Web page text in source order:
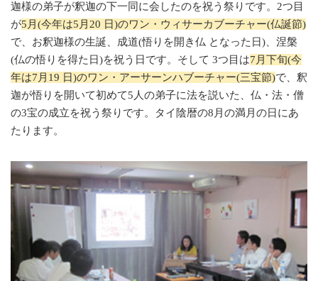
迦様の弟子が釈迦の下一同に会したのを祝う祭りです。2つ目
が5月(今年は5月20 日)のワン・ウィサーカブーチャー(仏誕節)
で、お釈迦様の生誕、成道(悟りを開き仏 となった日)、涅槃
(仏の悟りを得た日)を祝う日です。そして 3つ目は7月下旬(今
年は7月19 日)のワン・アーサーンハブーチャー(三宝節)で、釈
迦が悟りを開いて初めて5人の弟子に法を説いた、仏・法・僧
の3宝の成立を祝う祭りです。タイ陰暦の8月の満月の日にあ
たります。